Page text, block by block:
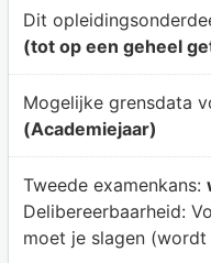
Dit
(tot op een geheel
Mogelijke grensdata
(Academiejaar)
Tweede examenkans:
Delibereerbaarheid:
moet je slagen